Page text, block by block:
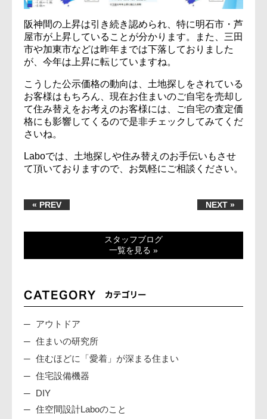
阪神間の上昇は引き続き認められ、特に明石市・芦
屋市が上昇していることが分かります。また、三田
市や加東市などは昨年までは下落しておりました
が、今年は上昇に転じていますね。
こうした公示価格の動向は、土地探しをされている
お客様はもちろん、現在お住まいのご自宅を売却し
て住み替えをお考えのお客様には、ご自宅の査定価
格にも影響してくるので是非チェックしてみてくだ
さいね。
Laboでは、土地探しや住み替えのお手伝いもさせ
て頂いておりますので、お気軽にご相談ください。
« PREV NEXT »
スタッフブログ
一覧を見る »
アウトドア
住まいの研究所
住むほどに「愛着」が深まる住まい
住宅設備機器
DIY
住空間設計Laboのこと